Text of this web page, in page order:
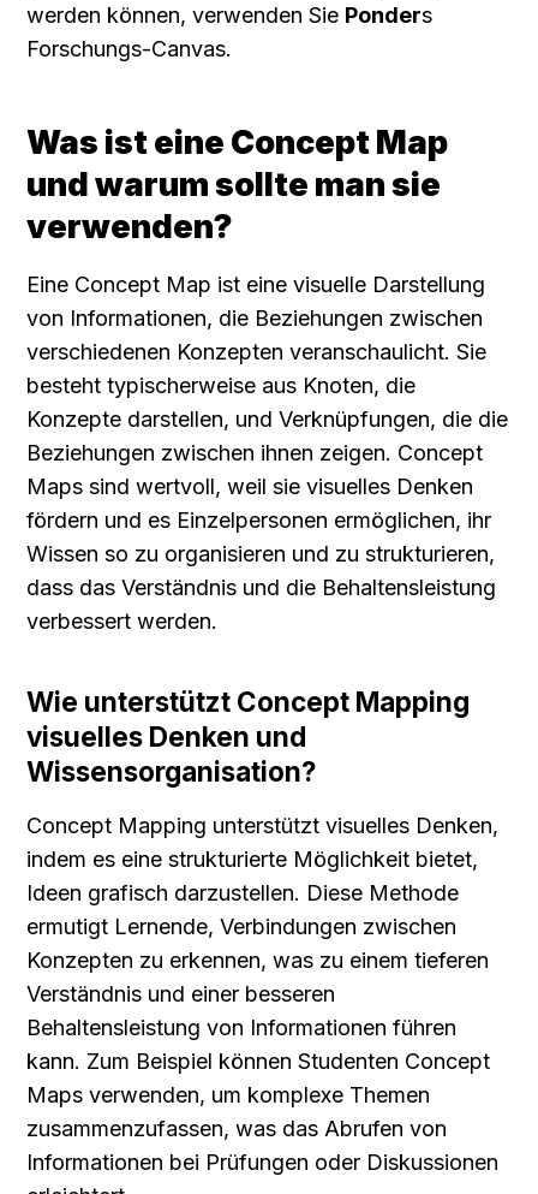
werden können, verwenden Sie Ponders
Forschungs-Canvas.
Was ist eine Concept Map
und warum sollte man sie
verwenden?
Eine Concept Map ist eine visuelle Darstellung
von Informationen, die Beziehungen zwischen
verschiedenen Konzepten veranschaulicht. Sie
besteht typischerweise aus Knoten, die
Konzepte darstellen, und Verknüpfungen, die die
Beziehungen zwischen ihnen zeigen. Concept
Maps sind wertvoll, weil sie visuelles Denken
fördern und es Einzelpersonen ermöglichen, ihr
Wissen so zu organisieren und zu strukturieren,
dass das Verständnis und die Behaltensleistung
verbessert werden.
Wie unterstützt Concept Mapping
visuelles Denken und
Wissensorganisation?
Concept Mapping unterstützt visuelles Denken,
indem es eine strukturierte Möglichkeit bietet,
Ideen grafisch darzustellen. Diese Methode
ermutigt Lernende, Verbindungen zwischen
Konzepten zu erkennen, was zu einem tieferen
Verständnis und einer besseren
Behaltensleistung von Informationen führen
kann. Zum Beispiel können Studenten Concept
Maps verwenden, um komplexe Themen
zusammenzufassen, was das Abrufen von
Informationen bei Prüfungen oder Diskussionen